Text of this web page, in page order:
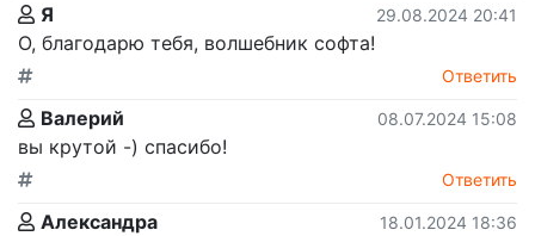
Я 29.08.2024 20:41
О, благодарю тебя, волшебник софта!
Ответить
Валерий 08.07.2024 15:08
вы крутой -) спасибо!
Ответить
Александра 18.01.2024 18:36